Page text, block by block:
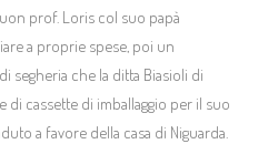
prof. Loris col suo papà
a proprie spese, poi un
segheria che la ditta Biasioli di
cassette di imballaggio per il suo
a favore della casa di Niguarda.